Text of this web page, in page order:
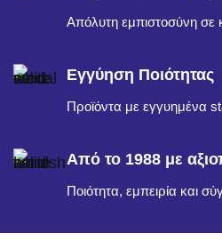
Απόλυτη εμπιστοσύνη
Εγγύηση Ποιότητας
Προϊόντα με εγγυημένα
Από το 1988 με
Ποιότητα, εμπειρία και